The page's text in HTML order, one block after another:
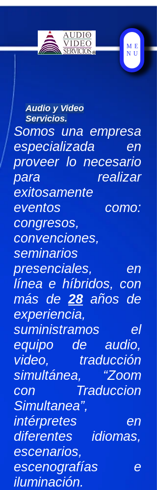
Audio y Video
Servicios.
Somos una empresa
especializada en
proveer lo necesario
para realizar
exitosamente
eventos como:
congresos,
convenciones,
seminarios
presenciales, en
línea e híbridos, con
más de28 años de
experiencia,
suministramos el
equipo de audio,
video, traducción
simultánea, “Zoom
con Traduccion
Simultanea”,
intérpretes en
diferentes idiomas,
escenarios,
escenografías e
iluminación.
ME
NU